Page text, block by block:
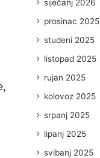
siječanj 2026
prosinac 2025
studeni 2025
listopad 2025
rujan 2025
kolovoz 2025
srpanj 2025
lipanj 2025
svibanj 2025